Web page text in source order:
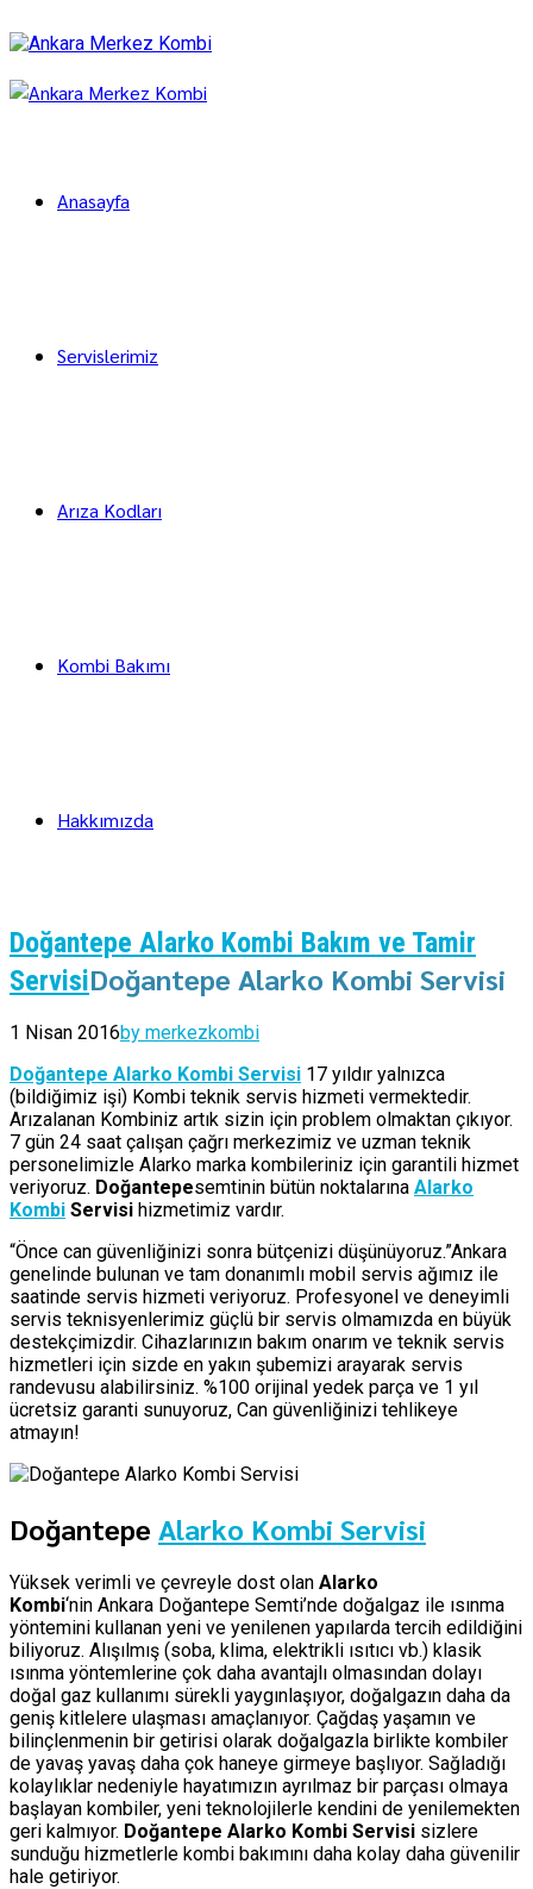
Anasayfa
Servislerimiz
Arıza Kodları
Kombi Bakımı
Hakkımızda
Doğantepe Alarko Kombi Bakım ve Tamir
ServisiDoğantepe Alarko Kombi Servisi
1 Nisan 2016by merkezkombi
Doğantepe Alarko Kombi Servisi 17 yıldır yalnızca
(bildiğimiz işi) Kombi teknik servis hizmeti vermektedir.
Arızalanan Kombiniz artık sizin için problem olmaktan çıkıyor.
7 gün 24 saat çalışan çağrı merkezimiz ve uzman teknik
personelimizle Alarko marka kombileriniz için garantili hizmet
veriyoruz. Doğantepesemtinin bütün noktalarına Alarko
Kombi Servisi hizmetimiz vardır.
“Önce can güvenliğinizi sonra bütçenizi düşünüyoruz.”Ankara
genelinde bulunan ve tam donanımlı mobil servis ağımız ile
saatinde servis hizmeti veriyoruz. Profesyonel ve deneyimli
servis teknisyenlerimiz güçlü bir servis olmamızda en büyük
destekçimizdir. Cihazlarınızın bakım onarım ve teknik servis
hizmetleri için sizde en yakın şubemizi arayarak servis
randevusu alabilirsiniz. %100 orijinal yedek parça ve 1 yıl
ücretsiz garanti sunuyoruz, Can güvenliğinizi tehlikeye
atmayın!
Doğantepe Alarko Kombi Servisi
Yüksek verimli ve çevreyle dost olan Alarko
Kombi‘nin Ankara Doğantepe Semti’nde doğalgaz ile ısınma
yöntemini kullanan yeni ve yenilenen yapılarda tercih edildiğini
biliyoruz. Alışılmış (soba, klima, elektrikli ısıtıcı vb.) klasik
ısınma yöntemlerine çok daha avantajlı olmasından dolayı
doğal gaz kullanımı sürekli yaygınlaşıyor, doğalgazın daha da
geniş kitlelere ulaşması amaçlanıyor. Çağdaş yaşamın ve
bilinçlenmenin bir getirisi olarak doğalgazla birlikte kombiler
de yavaş yavaş daha çok haneye girmeye başlıyor. Sağladığı
kolaylıklar nedeniyle hayatımızın ayrılmaz bir parçası olmaya
başlayan kombiler, yeni teknolojilerle kendini de yenilemekten
geri kalmıyor. Doğantepe Alarko Kombi Servisi sizlere
sunduğu hizmetlerle kombi bakımını daha kolay daha güvenilir
hale getiriyor.